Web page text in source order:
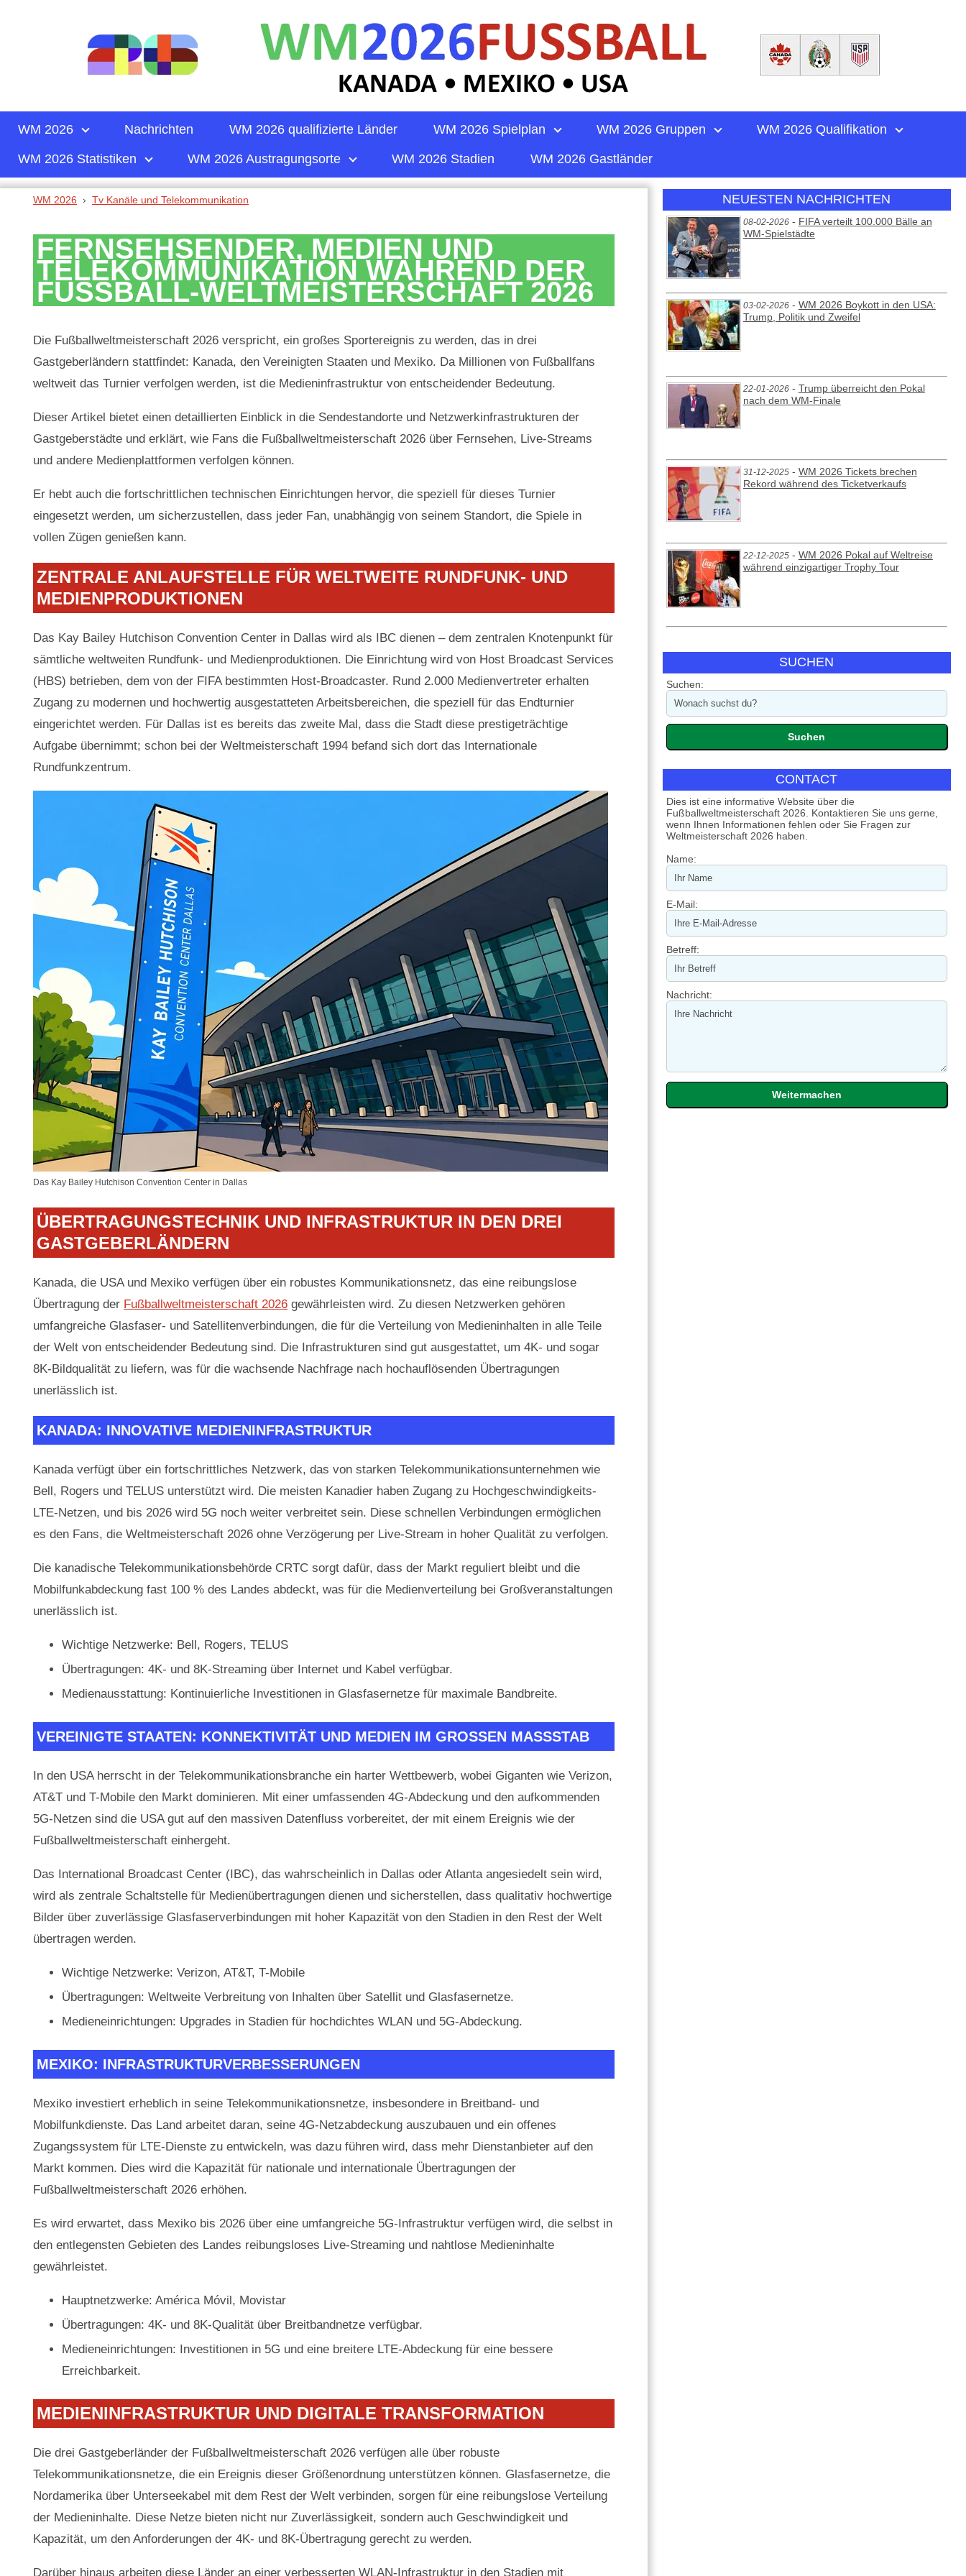
WM 2026 Nachrichten WM 2026 qualifizierte Länder WM 2026 Spielplan WM 2026 Gruppen WM 2026 Qualifikation
WM 2026 Statistiken WM 2026 Austragungsorte WM 2026 Stadien WM 2026 Gastländer
WM 2026 Tv Kanäle und Telekommunikation
FERNSEHSENDER, MEDIEN UND
TELEKOMMUNIKATION WÄHREND DER
FUSSBALL-WELTMEISTERSCHAFT 2026
Die Fußballweltmeisterschaft 2026 verspricht, ein großes Sportereignis zu werden, das in drei
Gastgeberländern stattfindet: Kanada, den Vereinigten Staaten und Mexiko. Da Millionen von Fußballfans
weltweit das Turnier verfolgen werden, ist die Medieninfrastruktur von entscheidender Bedeutung.
Dieser Artikel bietet einen detaillierten Einblick in die Sendestandorte und Netzwerkinfrastrukturen der
Gastgeberstädte und erklärt, wie Fans die Fußballweltmeisterschaft 2026 über Fernsehen, Live-Streams
und andere Medienplattformen verfolgen können.
Er hebt auch die fortschrittlichen technischen Einrichtungen hervor, die speziell für dieses Turnier
eingesetzt werden, um sicherzustellen, dass jeder Fan, unabhängig von seinem Standort, die Spiele in
vollen Zügen genießen kann.
ZENTRALE ANLAUFSTELLE FÜR WELTWEITE RUNDFUNK- UND
MEDIENPRODUKTIONEN
Das Kay Bailey Hutchison Convention Center in Dallas wird als IBC dienen – dem zentralen Knotenpunkt für
sämtliche weltweiten Rundfunk- und Medienproduktionen. Die Einrichtung wird von Host Broadcast Services
(HBS) betrieben, dem von der FIFA bestimmten Host-Broadcaster. Rund 2.000 Medienvertreter erhalten
Zugang zu modernen und hochwertig ausgestatteten Arbeitsbereichen, die speziell für das Endturnier
eingerichtet werden. Für Dallas ist es bereits das zweite Mal, dass die Stadt diese prestigeträchtige
Aufgabe übernimmt; schon bei der Weltmeisterschaft 1994 befand sich dort das Internationale
Rundfunkzentrum.
Das Kay Bailey Hutchison Convention Center in Dallas
ÜBERTRAGUNGSTECHNIK UND INFRASTRUKTUR IN DEN DREI
GASTGEBERLÄNDERN
Kanada, die USA und Mexiko verfügen über ein robustes Kommunikationsnetz, das eine reibungslose
Übertragung der Fußballweltmeisterschaft 2026 gewährleisten wird. Zu diesen Netzwerken gehören
umfangreiche Glasfaser- und Satellitenverbindungen, die für die Verteilung von Medieninhalten in alle Teile
der Welt von entscheidender Bedeutung sind. Die Infrastrukturen sind gut ausgestattet, um 4K- und sogar
8K-Bildqualität zu liefern, was für die wachsende Nachfrage nach hochauflösenden Übertragungen
unerlässlich ist.
KANADA: INNOVATIVE MEDIENINFRASTRUKTUR
Kanada verfügt über ein fortschrittliches Netzwerk, das von starken Telekommunikationsunternehmen wie
Bell, Rogers und TELUS unterstützt wird. Die meisten Kanadier haben Zugang zu Hochgeschwindigkeits-
LTE-Netzen, und bis 2026 wird 5G noch weiter verbreitet sein. Diese schnellen Verbindungen ermöglichen
es den Fans, die Weltmeisterschaft 2026 ohne Verzögerung per Live-Stream in hoher Qualität zu verfolgen.
Die kanadische Telekommunikationsbehörde CRTC sorgt dafür, dass der Markt reguliert bleibt und die
Mobilfunkabdeckung fast 100 % des Landes abdeckt, was für die Medienverteilung bei Großveranstaltungen
unerlässlich ist.
Wichtige Netzwerke: Bell, Rogers, TELUS
Übertragungen: 4K- und 8K-Streaming über Internet und Kabel verfügbar.
Medienausstattung: Kontinuierliche Investitionen in Glasfasernetze für maximale Bandbreite.
VEREINIGTE STAATEN: KONNEKTIVITÄT UND MEDIEN IM GROSSEN MASSSTAB
In den USA herrscht in der Telekommunikationsbranche ein harter Wettbewerb, wobei Giganten wie Verizon,
AT&T und T-Mobile den Markt dominieren. Mit einer umfassenden 4G-Abdeckung und den aufkommenden
5G-Netzen sind die USA gut auf den massiven Datenfluss vorbereitet, der mit einem Ereignis wie der
Fußballweltmeisterschaft einhergeht.
Das International Broadcast Center (IBC), das wahrscheinlich in Dallas oder Atlanta angesiedelt sein wird,
wird als zentrale Schaltstelle für Medienübertragungen dienen und sicherstellen, dass qualitativ hochwertige
Bilder über zuverlässige Glasfaserverbindungen mit hoher Kapazität von den Stadien in den Rest der Welt
übertragen werden.
Wichtige Netzwerke: Verizon, AT&T, T-Mobile
Übertragungen: Weltweite Verbreitung von Inhalten über Satellit und Glasfasernetze.
Medieneinrichtungen: Upgrades in Stadien für hochdichtes WLAN und 5G-Abdeckung.
MEXIKO: INFRASTRUKTURVERBESSERUNGEN
Mexiko investiert erheblich in seine Telekommunikationsnetze, insbesondere in Breitband- und
Mobilfunkdienste. Das Land arbeitet daran, seine 4G-Netzabdeckung auszubauen und ein offenes
Zugangssystem für LTE-Dienste zu entwickeln, was dazu führen wird, dass mehr Dienstanbieter auf den
Markt kommen. Dies wird die Kapazität für nationale und internationale Übertragungen der
Fußballweltmeisterschaft 2026 erhöhen.
Es wird erwartet, dass Mexiko bis 2026 über eine umfangreiche 5G-Infrastruktur verfügen wird, die selbst in
den entlegensten Gebieten des Landes reibungsloses Live-Streaming und nahtlose Medieninhalte
gewährleistet.
Hauptnetzwerke: América Móvil, Movistar
Übertragungen: 4K- und 8K-Qualität über Breitbandnetze verfügbar.
Medieneinrichtungen: Investitionen in 5G und eine breitere LTE-Abdeckung für eine bessere
Erreichbarkeit.
MEDIENINFRASTRUKTUR UND DIGITALE TRANSFORMATION
Die drei Gastgeberländer der Fußballweltmeisterschaft 2026 verfügen alle über robuste
Telekommunikationsnetze, die ein Ereignis dieser Größenordnung unterstützen können. Glasfasernetze, die
Nordamerika über Unterseekabel mit dem Rest der Welt verbinden, sorgen für eine reibungslose Verteilung
der Medieninhalte. Diese Netze bieten nicht nur Zuverlässigkeit, sondern auch Geschwindigkeit und
Kapazität, um den Anforderungen der 4K- und 8K-Übertragung gerecht zu werden.
Darüber hinaus arbeiten diese Länder an einer verbesserten WLAN-Infrastruktur in den Stadien mit
NEUESTEN NACHRICHTEN
08-02-2026- FIFA verteilt 100.000 Bälle an
WM-Spielstädte
03-02-2026- WM 2026 Boykott in den USA:
Trump, Politik und Zweifel
22-01-2026- Trump überreicht den Pokal
nach dem WM-Finale
31-12-2025- WM 2026 Tickets brechen
Rekord während des Ticketverkaufs
22-12-2025- WM 2026 Pokal auf Weltreise
während einzigartiger Trophy Tour
SUCHEN
Suchen:
CONTACT
Dies ist eine informative Website über die
Fußballweltmeisterschaft 2026. Kontaktieren Sie uns gerne,
wenn Ihnen Informationen fehlen oder Sie Fragen zur
Weltmeisterschaft 2026 haben.
Name:
E-Mail:
Betreff:
Nachricht: